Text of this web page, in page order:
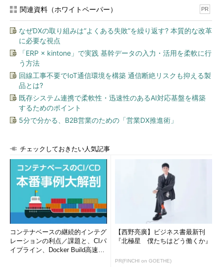
関連資料（ホワイトペーパー） PR
なぜDXの取り組みは“よくある失敗”を繰り返す? 本質的な改革
に必要な視点
「ERP × kintone」で実践 基幹データの入力・活用を柔軟に行
う方法
回線工事不要でIoT通信環境を構築 通信断絶リスクも抑える製
品とは?
既存システム連携で柔軟性・迅速性のあるAI対応基盤を構築
するためのポイント
5分で分かる、B2B営業のための「営業DX推進術」
チェックしておきたい人気記事
コンテナベースの継続的インテグ
レーションの利点／課題と、CIパ
イプライン、Docker Build高速化
【西野亮廣】ビジネス書最新刊
『北極星 僕たちはどう働くか』
PR(FINCHI on GOETHE)